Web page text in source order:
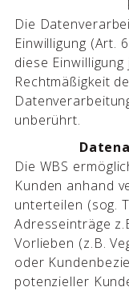
Die
Einwilligung (Art.
diese
Rechtmäßigkeit
unberührt.
Die WBS
Kunden anhand
unterteilen (sog.
Adresseinträge
Vorlieben (z.B.
oder
potenzieller